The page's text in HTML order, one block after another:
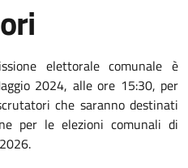
elettorale comunale è
2024, alle ore 15:30, per
che saranno destinati
per le elezioni comunali di